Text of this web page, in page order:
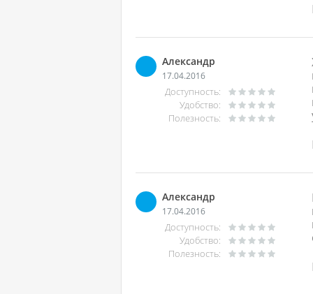
Александр
17.04.2016
Доступность:
Удобство:
Полезность:
Александр
17.04.2016
Доступность:
Удобство:
Полезность: